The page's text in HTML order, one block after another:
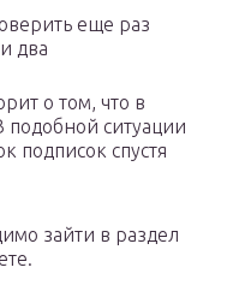
еще раз
два
о том, что в
подобной ситуации
подписок спустя
зайти в раздел